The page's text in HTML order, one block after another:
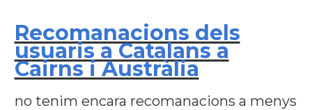
Recomanacions dels
usuaris a Catalans a
Cairns i Austràlia
no tenim encara recomanacions a menys